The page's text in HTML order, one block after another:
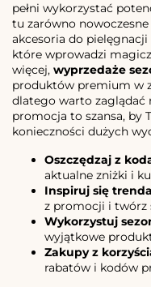
pełni wykorzystać
tu zarówno
akcesoria do
które wprowadzi
więcej, wyprzedaże
produktów premium w
dlatego warto zaglądać
promocja to szansa, by
konieczności dużych
Oszczędzaj z
aktualne zniżki i
Inspiruj się
z promocji i twórz
Wykorzystuj
wyjątkowe
Zakupy z
rabatów i kodów